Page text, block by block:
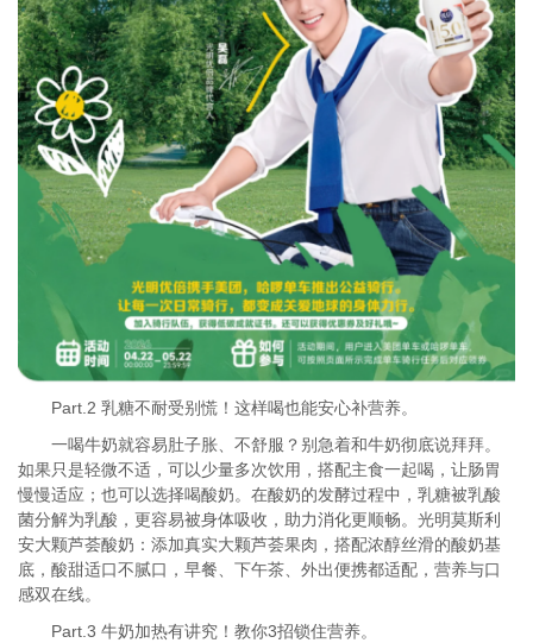
Part.2 乳糖不耐受别慌！这样喝也能安心补营养。
一喝牛奶就容易肚子胀、不舒服？别急着和牛奶彻底说拜拜。
如果只是轻微不适，可以少量多次饮用，搭配主食一起喝，让肠胃
慢慢适应；也可以选择喝酸奶。在酸奶的发酵过程中，乳糖被乳酸
菌分解为乳酸，更容易被身体吸收，助力消化更顺畅。光明莫斯利
安大颗芦荟酸奶：添加真实大颗芦荟果肉，搭配浓醇丝滑的酸奶基
底，酸甜适口不腻口，早餐、下午茶、外出便携都适配，营养与口
感双在线。
Part.3 牛奶加热有讲究！教你3招锁住营养。